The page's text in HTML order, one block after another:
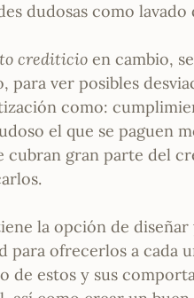
dudosas como
crediticioen cambio,
para ver posibles
como:
el que se paguen
cubran gran parte del
la opción de
para ofrecerlos a cada
de estos y sus